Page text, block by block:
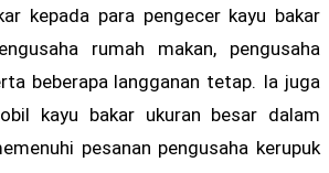
kepada para pengecer kayu bakar
rumah makan, pengusaha
beberapa langganan tetap. Ia juga
kayu bakar ukuran besar dalam
pesanan pengusaha kerupuk